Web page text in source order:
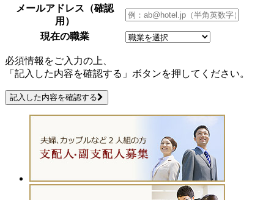
メールアドレス（確認
用）
現在の職業
必須情報をご入力の上、
「記入した内容を確認する」ボタンを押してください。
記入した内容を確認する